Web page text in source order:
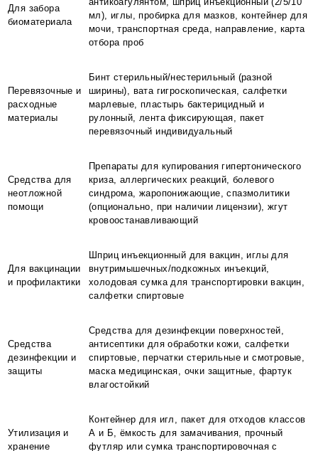
Для забора
биоматериала
мл), иглы, пробирка для мазков, контейнер для
мочи, транспортная среда, направление, карта
отбора проб
Перевязочные и
расходные
материалы
Бинт стерильный/нестерильный (разной
ширины), вата гигроскопическая, салфетки
марлевые, пластырь бактерицидный и
рулонный, лента фиксирующая, пакет
перевязочный индивидуальный
Средства для
неотложной
помощи
Препараты для купирования гипертонического
криза, аллергических реакций, болевого
синдрома, жаропонижающие, спазмолитики
(опционально, при наличии лицензии), жгут
кровоостанавливающий
Для вакцинации
и профилактики
Шприц инъекционный для вакцин, иглы для
внутримышечных/подкожных инъекций,
холодовая сумка для транспортировки вакцин,
салфетки спиртовые
Средства
дезинфекции и
защиты
Средства для дезинфекции поверхностей,
антисептики для обработки кожи, салфетки
спиртовые, перчатки стерильные и смотровые,
маска медицинская, очки защитные, фартук
влагостойкий
Утилизация и
хранение
Контейнер для игл, пакет для отходов классов
А и Б, ёмкость для замачивания, прочный
футляр или сумка транспортировочная с